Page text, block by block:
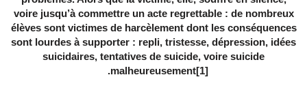
voire jusqu’à commettre un acte regrettable : de nombreux
élèves sont victimes de harcèlement dont les conséquences
sont lourdes à supporter : repli, tristesse, dépression, idées
suicidaires, tentatives de suicide, voire suicide
malheureusement[1]
.